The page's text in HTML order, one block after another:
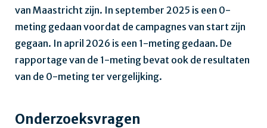
van Maastricht zijn. In september 2025 is een 0-
meting gedaan voordat de campagnes van start zijn
gegaan. In april 2026 is een 1-meting gedaan. De
rapportage van de 1-meting bevat ook de resultaten
van de 0-meting ter vergelijking.
Onderzoeksvragen